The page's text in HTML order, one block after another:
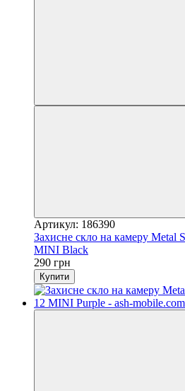
Артикул: 186390
Захисне скло на камеру Metal
MINI Black
290 грн
Купити